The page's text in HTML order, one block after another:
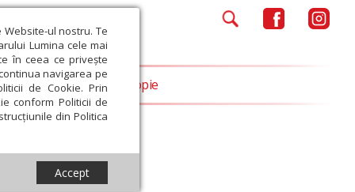
ul nostru. Te
Lumina cele mai
în ceea ce privește
navigarea pe
de Cookie. Prin
conform Politicii de
din Politica
Accept
Opinii Filantropie